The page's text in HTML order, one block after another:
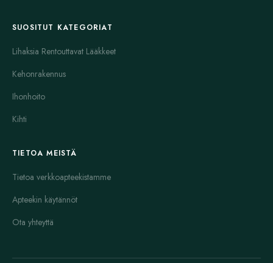
SUOSITUT KATEGORIAT
Lihaksia Rentouttavat Lääkkeet
Kehonrakennus
Ihonhoito
Kihti
TIETOA MEISTÄ
Tietoa verkkoapteekistamme
Apteekin käytännöt
Ota yhteyttä